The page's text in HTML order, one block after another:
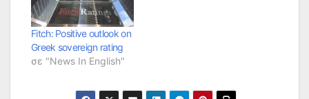
Fitch: Positive outlook on
Greek sovereign rating
σε "News In English"